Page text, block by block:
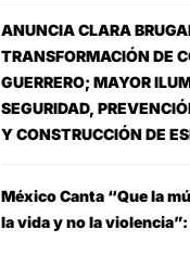
ANUNCIA CLARA
TRANSFORMACIÓN DE
GUERRERO; MAYOR
SEGURIDAD,
Y CONSTRUCCIÓN DE
México Canta “Que la
la vida y no la